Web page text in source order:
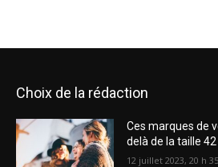
Choix de la rédaction
Ces marques de
delà de la taille 42
12 juillet 2023, 20 h